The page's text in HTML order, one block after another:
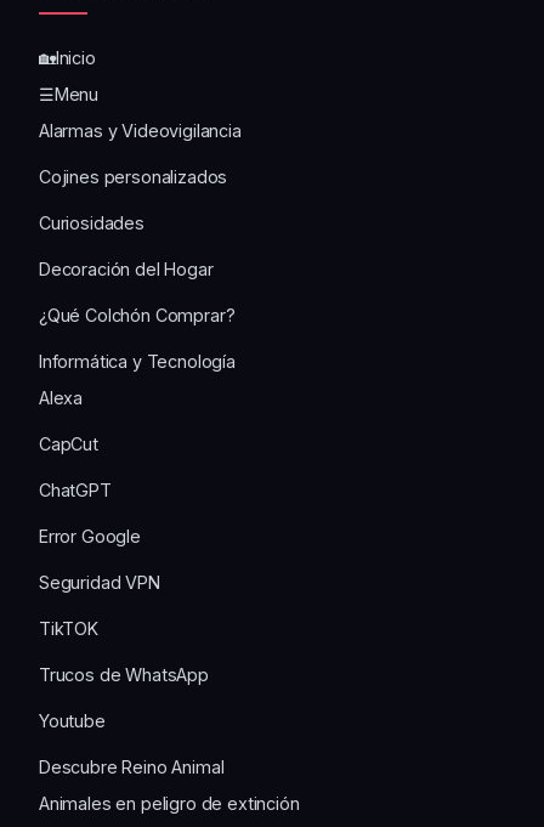
🏡Inicio
☰Menu
Alarmas y Videovigilancia
Cojines personalizados
Curiosidades
Decoración del Hogar
¿Qué Colchón Comprar?
Informática y Tecnología
Alexa
CapCut
ChatGPT
Error Google
Seguridad VPN
TikTOK
Trucos de WhatsApp
Youtube
Descubre Reino Animal
Animales en peligro de extinción